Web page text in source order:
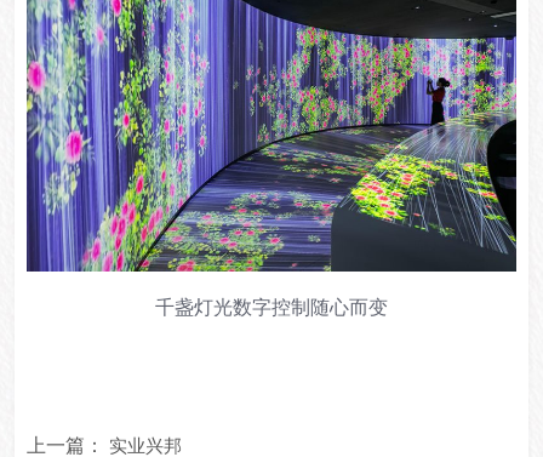
千盏灯光数字控制随心而变
上一篇：
实业兴邦